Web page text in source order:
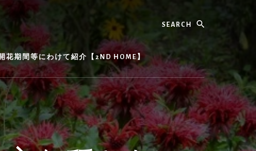
花期間等にわけて紹介【2ND HOME】